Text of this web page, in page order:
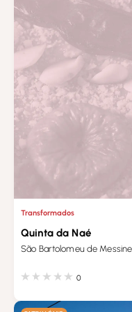
Transformados
Quinta da Naé
São Bartolomeu de
0